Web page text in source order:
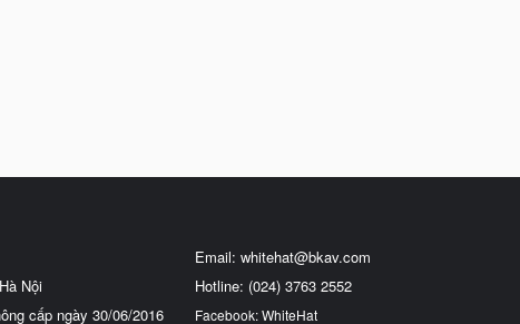
Nội
cấp ngày 30/06/2016
Email: whitehat@bkav.com
Hotline: (024) 3763 2552
Facebook: WhiteHat